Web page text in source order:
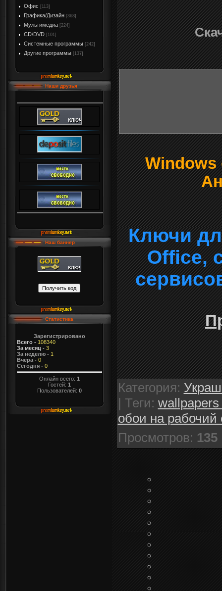
Офис [113]
Графика/Дизайн [363]
Мультимедиа [224]
CD/DVD [101]
Системные программы [242]
Другие программы [137]
Наши друзья
Наш баннер
Статистика
Зарегистрировано
Всего- 108340
За месяц - 3
За неделю- 1
Вчера- 0
Сегодня- 0
Онлайн всего: 1
Гостей: 1
Пользователей: 0
Windows
Ключи
Office,
Категория:
| Теги:
обои на рабочий
Просмотров: 135